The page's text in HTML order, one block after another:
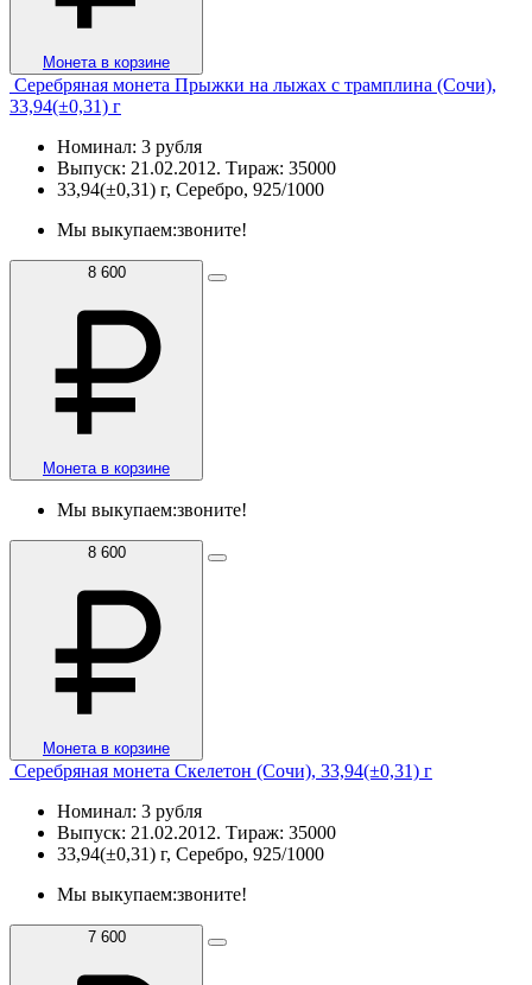
Монета в корзине
Серебряная монета Прыжки на лыжах с трамплина (Сочи),
33,94(±0,31) г
Номинал: 3 рубля
Выпуск: 21.02.2012. Тираж: 35000
33,94(±0,31) г, Серебро, 925/1000
Мы выкупаем:звоните!
8 600
Монета в корзине
Мы выкупаем:звоните!
8 600
Монета в корзине
Серебряная монета Скелетон (Сочи), 33,94(±0,31) г
Номинал: 3 рубля
Выпуск: 21.02.2012. Тираж: 35000
33,94(±0,31) г, Серебро, 925/1000
Мы выкупаем:звоните!
7 600